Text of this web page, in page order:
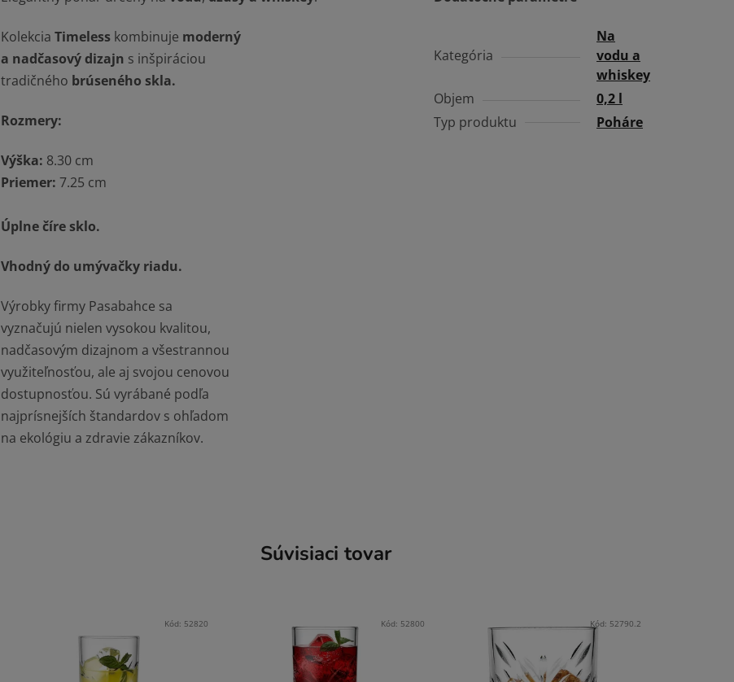
Kolekcia Timeless kombinuje moderný
a nadčasový dizajn s inšpiráciou
tradičného brúseného skla.
Rozmery:
Výška: 8.30 cm
Priemer: 7.25 cm
Úplne číre sklo.
Vhodný do umývačky riadu.
Výrobky firmy Pasabahce sa
vyznačujú nielen vysokou kvalitou,
nadčasovým dizajnom a všestrannou
využiteľnosťou, ale aj svojou cenovou
dostupnosťou. Sú vyrábané podľa
najprísnejších štandardov s ohľadom
na ekológiu a zdravie zákazníkov.
Kategória
Na
vodu a
whiskey
Objem
0,2 l
Typ produktu
Poháre
Súvisiaci tovar
Kód: 52820 Kód: 52800 Kód: 52790.2